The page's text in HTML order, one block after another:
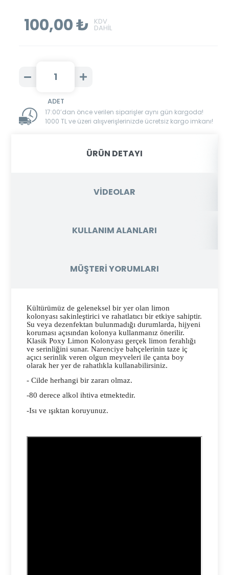
100,00 ₺
17:00’dan önce verilen siparişler aynı gün kargoda!
1000 TL ve üzeri alışverişlerinizde ücretsiz kargo imkanı!
ÜRÜN DETAYI
VİDEOLAR
KULLANIM ALANLARI
MÜŞTERİ YORUMLARI
Kültürümüz de geleneksel bir yer olan limon
kolonyası sakinleştirici ve rahatlatıcı bir etkiye sahiptir.
Su veya dezenfektan bulunmadığı durumlarda, hijyeni
koruması açısından kolonya kullanmanız önerilir.
Klasik Poxy Limon Kolonyası gerçek limon ferahlığı
ve serinliğini sunar. Narenciye bahçelerinin taze iç
açıcı serinlik veren olgun meyveleri ile çanta boy
olarak her yer de rahatlıkla kullanabilirsiniz.
- Cilde herhangi bir zararı olmaz.
-80 derece alkol ihtiva etmektedir.
-Isı ve ışıktan koruyunuz.